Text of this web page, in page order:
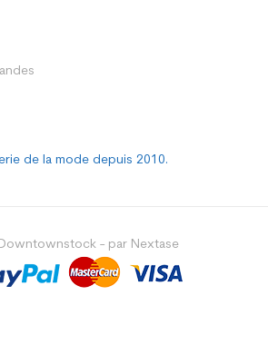
de la mode depuis 2010.
- par Nextase